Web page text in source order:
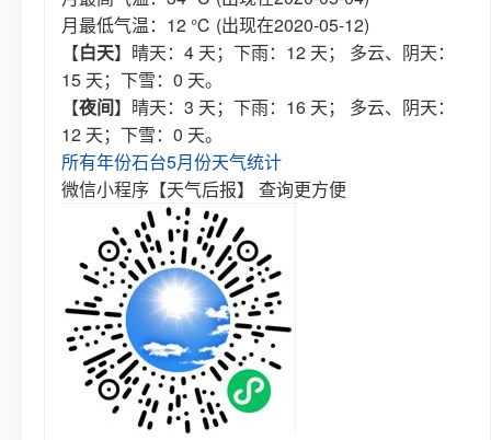
月最低气温：12 ℃ (出现在2020-05-12)
【白天】晴天：4 天；下雨：12 天； 多云、阴天：
15 天；下雪：0 天。
【夜间】晴天：3 天；下雨：16 天； 多云、阴天：
12 天；下雪：0 天。
所有年份石台5月份天气统计
微信小程序【天气后报】 查询更方便